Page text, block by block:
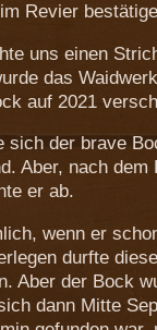
Revier
uns einen
das
auf 2021
sich der brave
Aber, nach dem
er ab.
wenn er
durfte
Aber der Bock
dann Mitte